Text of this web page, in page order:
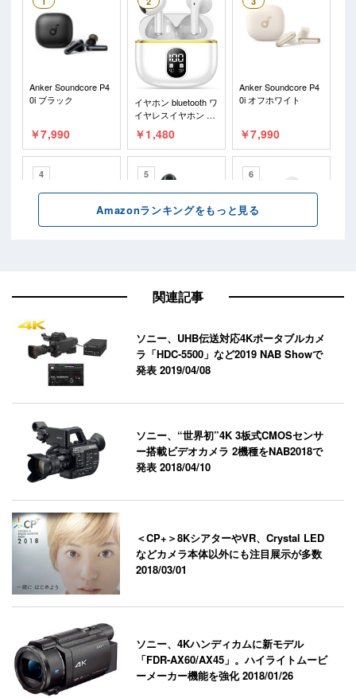
関連記事
ソニー、UHB伝送対応4Kポータブルカメ
ラ「HDC-5500」など2019 NAB Showで
発表2019/04/08
ソニー、“世界初”4K 3板式CMOSセンサ
ー搭載ビデオカメラ 2機種をNAB2018で
発表2018/04/10
＜CP+＞8KシアターやVR、Crystal LED
などカメラ本体以外にも注目展示が多数
2018/03/01
ソニー、4Kハンディカムに新モデル
「FDR-AX60/AX45」。ハイライトムービ
ーメーカー機能を強化2018/01/26